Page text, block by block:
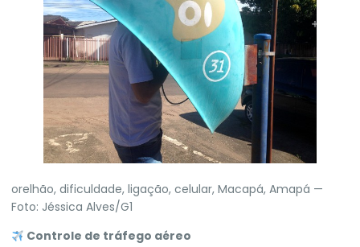
orelhão, dificuldade, ligação, celular, Macapá, Amapá —
Foto: Jéssica Alves/G1
Controle de tráfego aéreo